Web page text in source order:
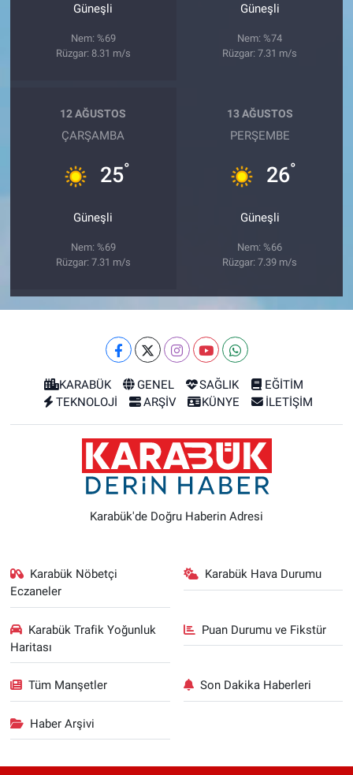
Güneşli
Nem: %69
Rüzgar: 8.31 m/s
Güneşli
Nem: %74
Rüzgar: 7.31 m/s
12 AĞUSTOS
ÇARŞAMBA
25°
Güneşli
Nem: %69
Rüzgar: 7.31 m/s
13 AĞUSTOS
PERŞEMBE
26°
Güneşli
Nem: %66
Rüzgar: 7.39 m/s
KARABÜK GENEL SAĞLIK
EĞİTİM
TEKNOLOJİ
ARŞİV KÜNYE İLETİŞİM
Karabük'de Doğru Haberin Adresi
Karabük Nöbetçi
Eczaneler
Karabük Hava Durumu
Karabük Trafik Yoğunluk
Haritası
Puan Durumu ve Fikstür
Tüm Manşetler Son Dakika Haberleri
Haber Arşivi